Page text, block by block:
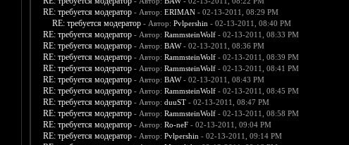
RE: требуется модератор - Автор: ERIMAN- 02-13-2011, 08:29 PM
RE: требуется модератор - Автор: Pvlpershin - 02-13-2011, 08:40 PM
RE: требуется модератор - Автор: RammsteinWolf- 02-13-2011, 08:33 PM
RE: требуется модератор - Автор: BAW- 02-13-2011, 08:36 PM
RE: требуется модератор - Автор: RammsteinWolf- 02-13-2011, 08:39 PM
RE: требуется модератор - Автор: RammsteinWolf- 02-13-2011, 08:41 PM
RE: требуется модератор - Автор: BAW- 02-13-2011, 08:43 PM
RE: требуется модератор - Автор: RammsteinWolf- 02-13-2011, 08:45 PM
RE: требуется модератор - Автор: duuST- 02-13-2011, 08:47 PM
RE: требуется модератор - Автор: RammsteinWolf- 02-13-2011, 08:58 PM
RE: требуется модератор - Автор: Ro-neF- 02-13-2011, 09:04 PM
RE: требуется модератор - Автор: Pvlpershin - 02-13-2011, 09:14 PM